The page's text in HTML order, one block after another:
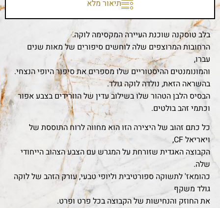
תיאור מלא
בלב טוסקנה שוכנת העיירה המקסימה לוקה.
הרחובות המרוצפים שלה לוחשים סיפורים של מאות שנים
עברו,
והמונומנטים ההיסטוריים שלו מספרים את סיפור היופי הנצחי.
בהשראה הזאת, נולדה לוקה גולד.
הבסיס הלבן הטהור שלו בשילוב עדין של הוורידים בצבע אפור
וכתמי זהב בולטים.
כל כתם זהוב של היצירה הזו הוא מחווה לרוח התוססת של
ויאריאל CF,
הקבוצה האגדית שזורחת על המגרש עם הצבע הצהוב הייחודי
שלה.
כהומאז' לתשוקה ספורטיבית וליופי טבעי, עורק הזהב של לוקה
גולד משקף
את החוזק והנחישות של הקבוצה בכל פרט ופרט.